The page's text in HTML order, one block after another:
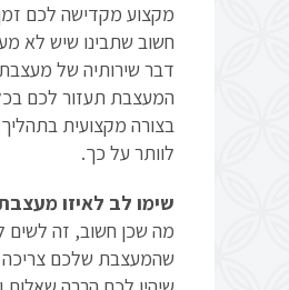
מקצוע מקדישה לכם
חשוב שתבינו שיש לא
דבר שירותיה של
המעצבת תעזור לכם
בצורה מקצועית
לוותר על כך.
שימו לב לאיזו
מה שכן חשוב, זה לשים
שהמעצבת שלכם צריכה